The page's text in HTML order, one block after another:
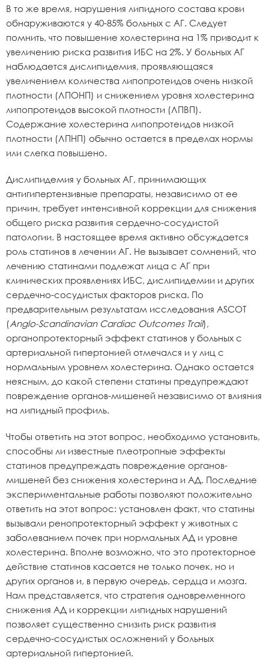
В то же время, нарушения липидного состава крови
обнаруживаются у 40-85% больных с АГ. Следует
помнить, что повышение холестерина на 1% приводит к
увеличению риска развития ИБС на 2%. У больных АГ
наблюдается дислипидемия, проявляющаяся
увеличением количества липопротеидов очень низкой
плотности (ЛПОНП) и снижением уровня холестерина
липопротеидов высокой плотности (ЛПВП).
Содержание холестерина липопротеидов низкой
плотности (ЛПНП) обычно остается в пределах нормы
или слегка повышено.
Дислипидемия у больных АГ, принимающих
антигипертензивные препараты, независимо от ее
причин, требует интенсивной коррекции для снижения
общего риска развития сердечно-сосудистой
патологии. В настоящее время активно обсуждается
роль статинов в лечении АГ. Не вызывает сомнений, что
лечению статинами подлежат лица с АГ при
клинических проявлениях ИБС, дислипидемии и других
сердечно-сосудистых факторов риска. По
предварительным результатам исследования ASСOT
(Anglo-Scandinavian Cardiac Outcomes Trail),
органопротекторный эффект статинов у больных с
артериальной гипертонией отмечался и у лиц с
нормальным уровнем холестерина. Однако остается
неясным, до какой степени статины предупреждают
повреждение органов-мишеней независимо от влияния
на липидный профиль.
Чтобы ответить на этот вопрос, необходимо установить,
способны ли известные плеотропные эффекты
статинов предупреждать повреждение органов-
мишеней без снижения холестерина и АД. Последние
экспериментальные работы позволяют положительно
ответить на этот вопрос: установлен факт, что статины
вызывали ренопротекторный эффект у животных с
заболеванием почек при нормальных АД и уровне
холестерина. Вполне возможно, что это протекторное
действие статинов касается не только почек, но и
других органов и, в первую очередь, сердца и мозга.
Нам представляется, что стратегия одновременного
снижения АД и коррекции липидных нарушений
позволяет существенно снизить риск развития
сердечно-сосудистых осложнений у больных
артериальной гипертонией.